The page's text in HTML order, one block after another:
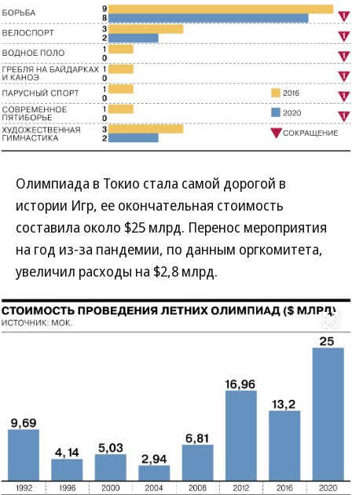
Олимпиада в Токио стала самой дорогой в
истории Игр, ее окончательная стоимость
составила около $25 млрд. Перенос мероприятия
на год из-за пандемии, по данным оргкомитета,
увеличил расходы на $2,8 млрд.
Развернуть